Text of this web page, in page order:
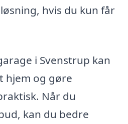
hvis du kun får
i Svenstrup kan
hjem og gøre
Når du
kan du bedre